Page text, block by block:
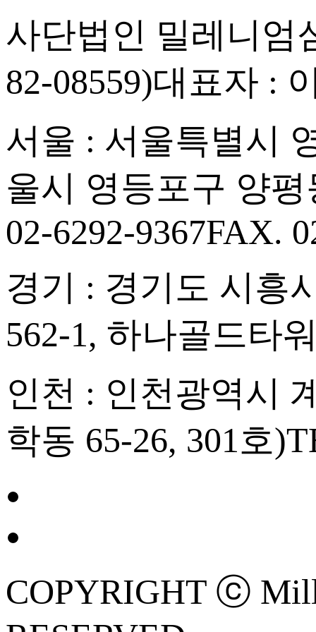
사단법인 밀레니엄
82-08559)대표자 :
서울 : 서울특별시
울시 영등포구 양
02-6292-9367FAX.
경기 : 경기도 시흥
562-1, 하나골드타
인천 : 인천광역시
학동 65-26, 301호)
COPYRIGHT ⓒ